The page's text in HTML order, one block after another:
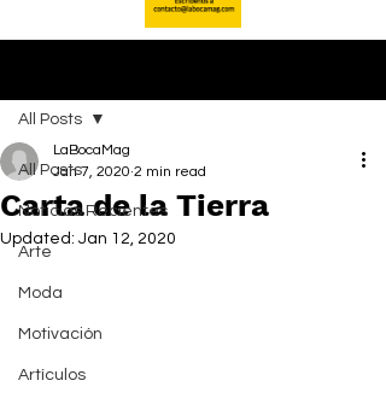
All Posts
Noticias Recientes
Arte
Moda
Motivación
Artículos
All Posts
Carta de la Tierra
LaBocaMag
Jan 7, 2020 2 min read
Updated: Jan 12, 2020